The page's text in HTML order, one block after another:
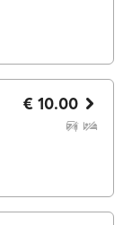
€ 10.00